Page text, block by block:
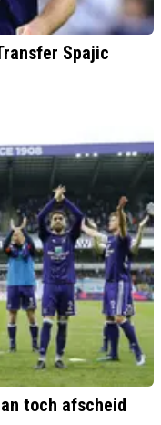
Spajic
toch afscheid